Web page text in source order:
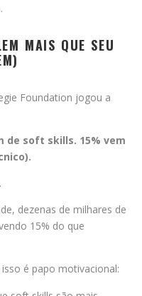
MAIS QUE SEU
Foundation jogou a
de soft skills. 15% vem
dezenas de milhares de
15% do que
é papo motivacional: